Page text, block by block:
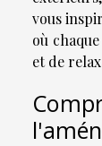
vous
où
et de